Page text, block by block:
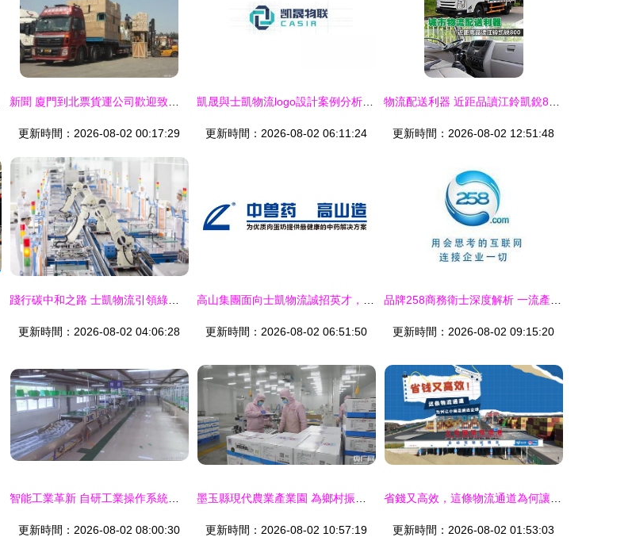
更新時間：2026-08-02 00:17:29 更新時間：2026-08-02 06:11:24 更新時間：2026-08-02 12:51:48
更新時間：2026-08-02 04:06:28 更新時間：2026-08-02 06:51:50 更新時間：2026-08-02 09:15:20
更新時間：2026-08-02 08:00:30 更新時間：2026-08-02 10:57:19 更新時間：2026-08-02 01:53:03